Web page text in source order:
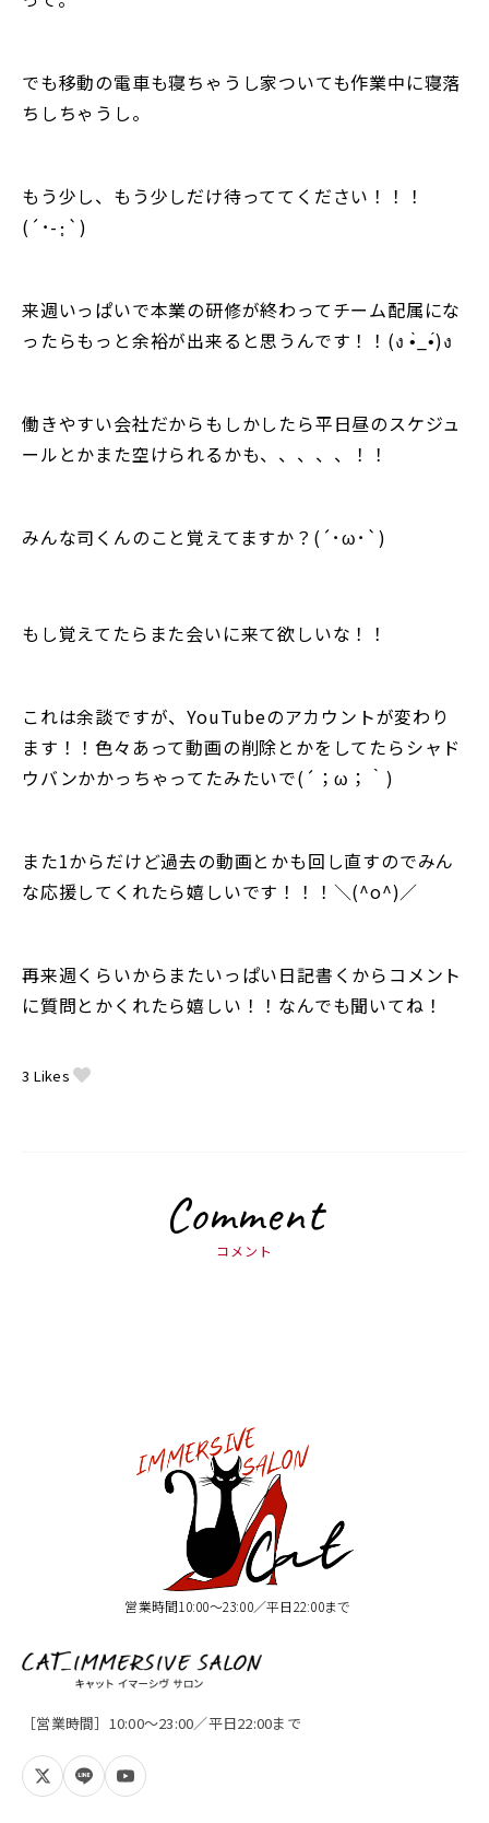
でも移動の電車も寝ちゃうし家ついても作業中に寝落
ちしちゃうし。
もう少し、もう少しだけ待っててください！！！
(´･-･̥`)
来週いっぱいで本業の研修が終わってチーム配属にな
ったらもっと余裕が出来ると思うんです！！(ง •̀_•́)ง
働きやすい会社だからもしかしたら平日昼のスケジュ
ールとかまた空けられるかも、、、、、！！
みんな司くんのこと覚えてますか？(´･ω･`)
もし覚えてたらまた会いに来て欲しいな！！
これは余談ですが、YouTubeのアカウントが変わり
ます！！色々あって動画の削除とかをしてたらシャド
ウバンかかっちゃってたみたいで(´；ω；｀)
また1からだけど過去の動画とかも回し直すのでみん
な応援してくれたら嬉しいです！！！＼(^o^)／
再来週くらいからまたいっぱい日記書くからコメント
に質問とかくれたら嬉しい！！なんでも聞いてね！
3 Likes
Comment
コメント
営業時間10:00〜23:00／平日22:00まで
［営業時間］10:00〜23:00／平日22:00まで